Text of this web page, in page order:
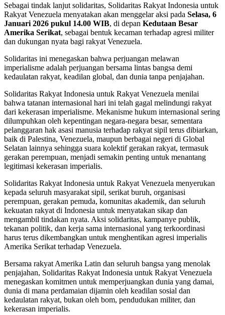
Sebagai tindak lanjut solidaritas, Solidaritas Rakyat Indonesia untuk
Rakyat Venezuela menyatakan akan menggelar aksi pada Selasa, 6
Januari 2026 pukul 14.00 WIB, di depan Kedutaan Besar
Amerika Serikat, sebagai bentuk kecaman terhadap agresi militer
dan dukungan nyata bagi rakyat Venezuela.
Solidaritas ini menegaskan bahwa perjuangan melawan
imperialisme adalah perjuangan bersama lintas bangsa demi
kedaulatan rakyat, keadilan global, dan dunia tanpa penjajahan.
Solidaritas Rakyat Indonesia untuk Rakyat Venezuela menilai
bahwa tatanan internasional hari ini telah gagal melindungi rakyat
dari kekerasan imperialisme. Mekanisme hukum internasional sering
dilumpuhkan oleh kepentingan negara-negara besar, sementara
pelanggaran hak asasi manusia terhadap rakyat sipil terus dibiarkan,
baik di Palestina, Venezuela, maupun berbagai negeri di Global
Selatan lainnya sehingga suara kolektif gerakan rakyat, termasuk
gerakan perempuan, menjadi semakin penting untuk menantang
legitimasi kekerasan imperialis.
Solidaritas Rakyat Indonesia untuk Rakyat Venezuela menyerukan
kepada seluruh masyarakat sipil, serikat buruh, organisasi
perempuan, gerakan pemuda, komunitas akademik, dan seluruh
kekuatan rakyat di Indonesia untuk menyatakan sikap dan
mengambil tindakan nyata. Aksi solidaritas, kampanye publik,
tekanan politik, dan kerja sama internasional yang terkoordinasi
harus terus dikembangkan untuk menghentikan agresi imperialis
Amerika Serikat terhadap Venezuela.
Bersama rakyat Amerika Latin dan seluruh bangsa yang menolak
penjajahan, Solidaritas Rakyat Indonesia untuk Rakyat Venezuela
menegaskan komitmen untuk memperjuangkan dunia yang damai,
dunia di mana perdamaian dijamin oleh keadilan sosial dan
kedaulatan rakyat, bukan oleh bom, pendudukan militer, dan
kekerasan imperialis.